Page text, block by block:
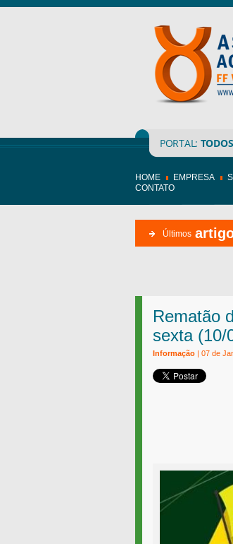
PORTAL: TODOS
HOME EMPRESA
CONTATO
Últimos
Rematão
sexta (10/
Informação | 07 de